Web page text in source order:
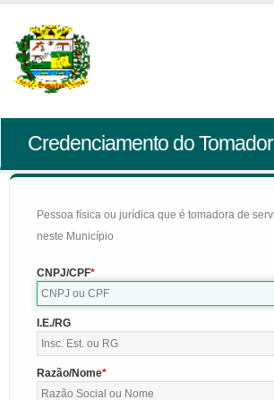
Credenciamento do
Pessoa física ou jurídica que é tomadora de
neste Município
CNPJ/CPF
I.E./RG
Razão/Nome